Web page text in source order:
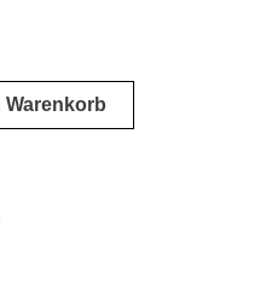
den gewünschten
Warenkorb